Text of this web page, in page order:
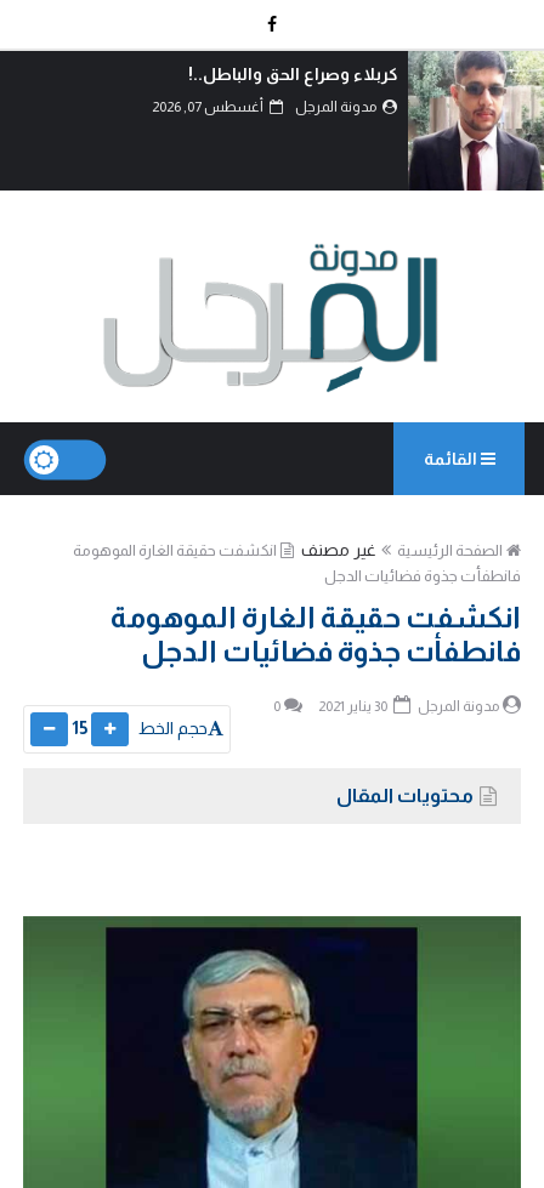
دماءُ أبنائنا ليست رخيصة..!
مدونة المرجل أغسطس 07, 2026
القائمة
الصفحة الرئيسية غير مصنف
انكشفت حقيقة الغارة الموهومة
فانطفأت جذوة فضائيات الدجل
انكشفت حقيقة الغارة الموهومة
فانطفأت جذوة فضائيات الدجل
مدونة المرجل 0
حجم الخط 15
محتويات المقال